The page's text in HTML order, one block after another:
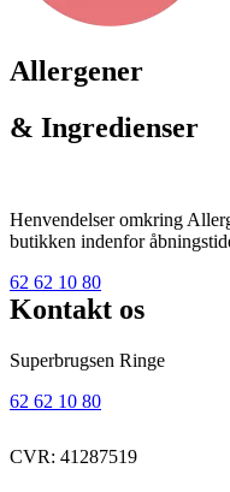
Allergener
& Ingredienser
Henvendelser omkring
butikken indenfor
62 62 10 80
Kontakt os
Superbrugsen Ringe
62 62 10 80
CVR: 41287519